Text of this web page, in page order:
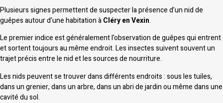
Plusieurs signes permettent de suspecter la présence d’un nid de
guêpes autour d’une habitation àCléry en Vexin.
Le premier indice est généralement l’observation de guêpes qui entrent
et sortent toujours au même endroit. Les insectes suivent souvent un
trajet précis entre le nid et les sources de nourriture.
Les nids peuvent se trouver dans différents endroits : sous les tuiles,
dans un grenier, dans un arbre, dans un abri de jardin ou même dans une
cavité du sol.